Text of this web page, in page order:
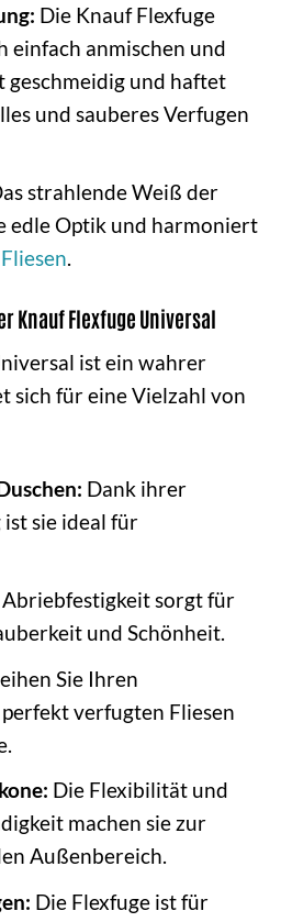
Die Knauf Flexfuge
einfach anmischen und
geschmeidig und haftet
und sauberes Verfugen
strahlende Weiß der
edle Optik und harmoniert
Fliesen.
Knauf Flexfuge Universal
ist ein wahrer
sich für eine Vielzahl von
Dank ihrer
sie ideal für
Abriebfestigkeit sorgt für
und Schönheit.
Sie Ihren
verfugten Fliesen
Die Flexibilität und
machen sie zur
Außenbereich.
Die Flexfuge ist für